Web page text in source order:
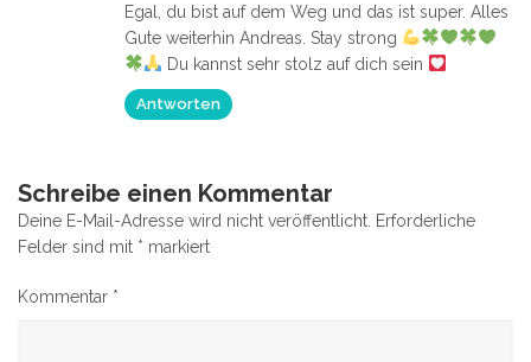
Egal, du bist auf dem Weg und das ist super. Alles
Gute weiterhin Andreas. Stay strong
Du kannst sehr stolz auf dich sein
Antworten
Schreibe einen Kommentar
Deine E-Mail-Adresse wird nicht veröffentlicht. Erforderliche
Felder sind mit * markiert
Kommentar *